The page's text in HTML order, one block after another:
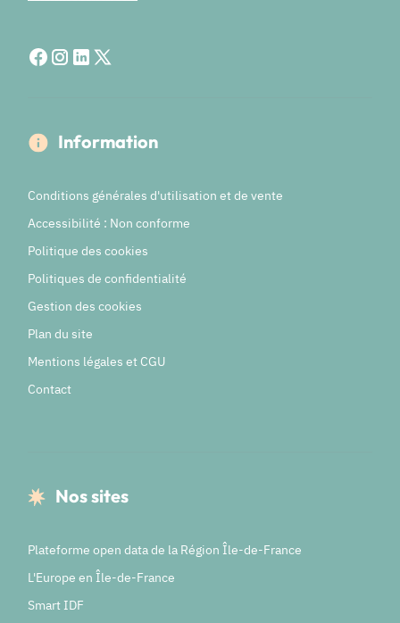
Information
Conditions générales d'utilisation et de vente
Accessibilité : Non conforme
Politique des cookies
Politiques de confidentialité
Gestion des cookies
Plan du site
Mentions légales et CGU
Contact
Nos sites
Plateforme open data de la Région Île-de-France
L'Europe en Île-de-France
Smart IDF